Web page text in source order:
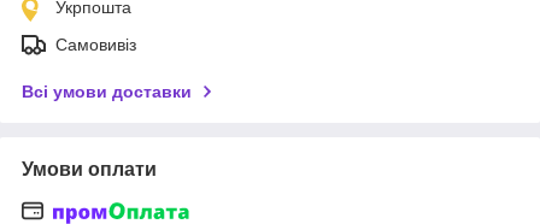
Укрпошта
Самовивіз
Всі умови доставки
Умови оплати